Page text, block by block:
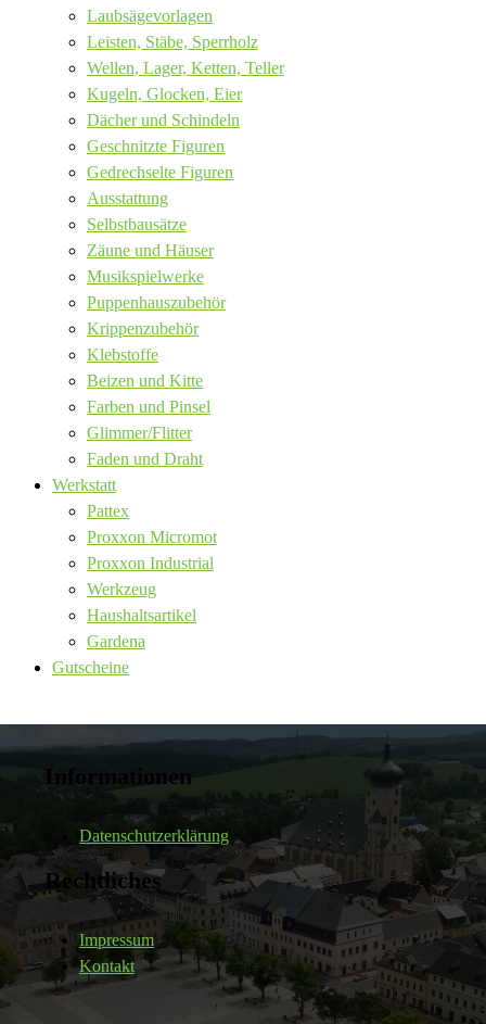
Laubsägevorlagen
Leisten, Stäbe, Sperrholz
Wellen, Lager, Ketten, Teller
Kugeln, Glocken, Eier
Dächer und Schindeln
Geschnitzte Figuren
Gedrechselte Figuren
Ausstattung
Selbstbausätze
Zäune und Häuser
Musikspielwerke
Puppenhauszubehör
Krippenzubehör
Klebstoffe
Beizen und Kitte
Farben und Pinsel
Glimmer/Flitter
Faden und Draht
Werkstatt
Pattex
Proxxon Micromot
Proxxon Industrial
Werkzeug
Haushaltsartikel
Gardena
Gutscheine
Informationen
Datenschutzerklärung
Rechtliches
Impressum
Kontakt